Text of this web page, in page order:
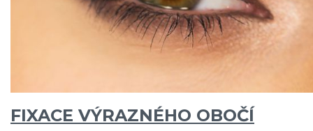
FIXACE VÝRAZNÉHO OBOČÍ